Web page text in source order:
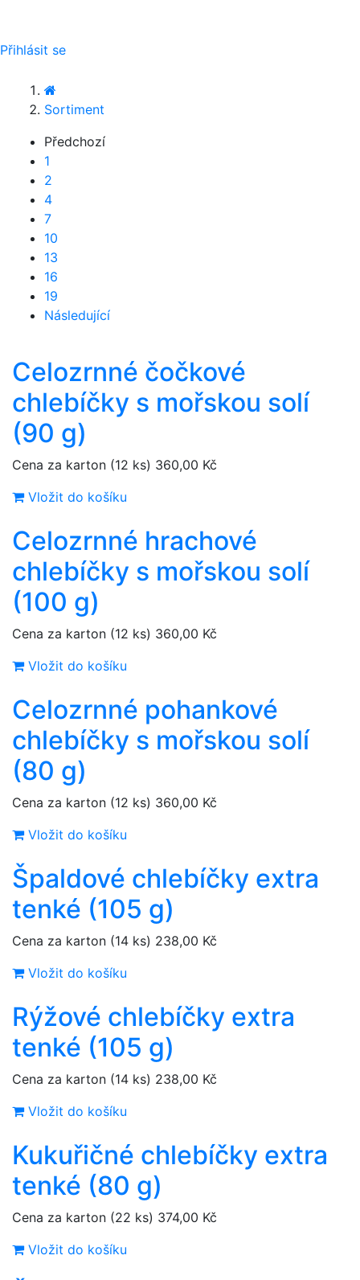
Přihlásit se
Sortiment
Předchozí
1
2
4
7
10
13
16
19
Následující
Celozrnné čočkové
chlebíčky s mořskou solí
(90 g)
Cena za karton (12 ks) 360,00 Kč
Vložit do košíku
Celozrnné hrachové
chlebíčky s mořskou solí
(100 g)
Cena za karton (12 ks) 360,00 Kč
Vložit do košíku
Celozrnné pohankové
chlebíčky s mořskou solí
(80 g)
Cena za karton (12 ks) 360,00 Kč
Vložit do košíku
Špaldové chlebíčky extra
tenké (105 g)
Cena za karton (14 ks) 238,00 Kč
Vložit do košíku
Rýžové chlebíčky extra
tenké (105 g)
Cena za karton (14 ks) 238,00 Kč
Vložit do košíku
Kukuřičné chlebíčky extra
tenké (80 g)
Cena za karton (22 ks) 374,00 Kč
Vložit do košíku